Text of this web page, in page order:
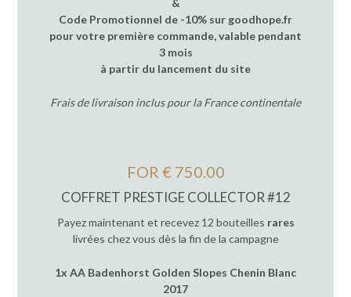
&
Code Promotionnel de -10% sur goodhope.fr
pour votre première commande, valable pendant
3 mois
à partir du lancement du site
Frais de livraison inclus pour la France continentale
FOR € 750.00
COFFRET PRESTIGE COLLECTOR #12
Payez maintenant et recevez 12 bouteilles rares
livrées chez vous dès la fin de la campagne
1x AA Badenhorst Golden Slopes Chenin Blanc
2017